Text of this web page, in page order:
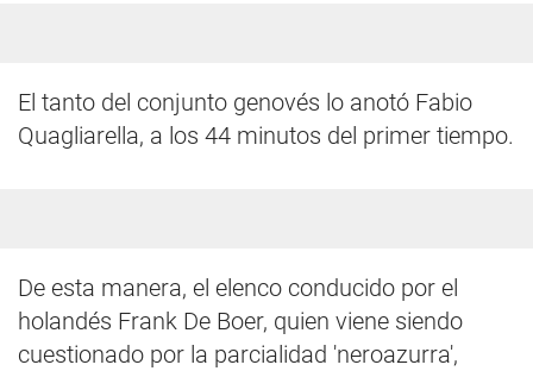
El tanto del conjunto genovés lo anotó Fabio
Quagliarella, a los 44 minutos del primer tiempo.
De esta manera, el elenco conducido por el
holandés Frank De Boer, quien viene siendo
cuestionado por la parcialidad 'neroazurra',